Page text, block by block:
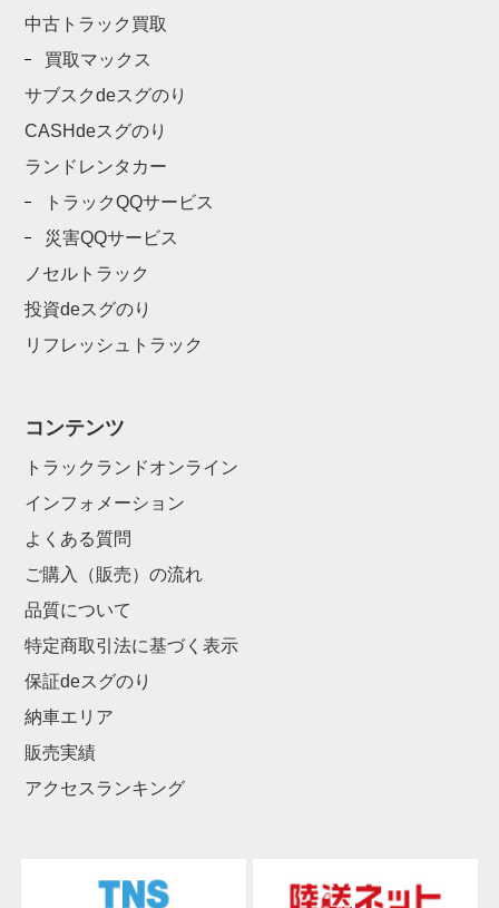
中古トラック買取
買取マックス
サブスクdeスグのり
CASHdeスグのり
ランドレンタカー
トラックQQサービス
災害QQサービス
ノセルトラック
投資deスグのり
リフレッシュトラック
コンテンツ
トラックランドオンライン
インフォメーション
よくある質問
ご購入（販売）の流れ
品質について
特定商取引法に基づく表示
保証deスグのり
納車エリア
販売実績
アクセスランキング